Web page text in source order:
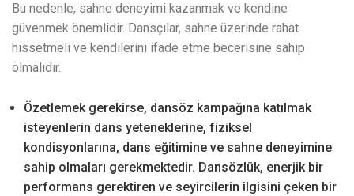
Bu nedenle, sahne deneyimi kazanmak ve kendine
güvenmek önemlidir. Dansçılar, sahne üzerinde rahat
hissetmeli ve kendilerini ifade etme becerisine sahip
olmalıdır.
Özetlemek gerekirse, dansöz kampağına katılmak
isteyenlerin dans yeteneklerine, fiziksel
kondisyonlarına, dans eğitimine ve sahne deneyimine
sahip olmaları gerekmektedir. Dansözlük, enerjik bir
performans gerektiren ve seyircilerin ilgisini çeken bir